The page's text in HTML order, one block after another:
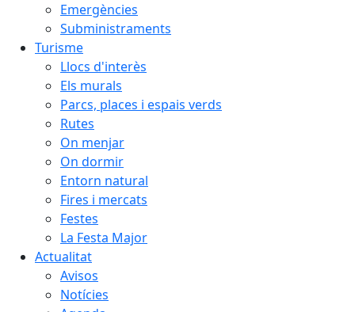
Emergències
Subministraments
Turisme
Llocs d'interès
Els murals
Parcs, places i espais verds
Rutes
On menjar
On dormir
Entorn natural
Fires i mercats
Festes
La Festa Major
Actualitat
Avisos
Notícies